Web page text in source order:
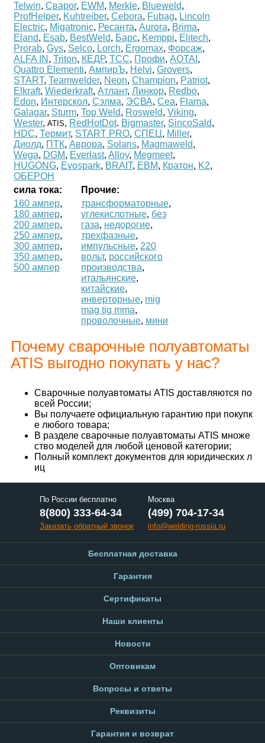
Telwin, Сварог, EWM, Merkle, Blueweld,
ProfHelper, Kuhtreiber, Cebora, Fubag, Lincoln
Electric, Migatronic, Ресанта, Aurora, Brima,
Eland, Esab, BestWeld, Барс, Kemppi, Elitech,
Prorab, Gys, Selco, Lorch, Ergomax, Форсаж,
ALFA IN , Triton, КЕДР, ТСС, Профи, AOTAI ,
Quattro Elementi, АмпирЪ, Helvi, Grovers,
START, Teamwelder, Neon, Champion, Patriot,
Elkraft, Wiederkraft, Атлант, Линкор, Redbo,
Edon, Интерскол, Сэлма, ЭСВА, Cea, Flama,
Galagar, Sturm, Top Weld, Rosweld, Viking,
Wester, ATIS, RedHotDot. Bigmaster, SincoSald,
HDC, Термит, START PRO, СПЕЦ , Miller,
Диолд, ПТК, Аврора, Solaris, Magmaweld,
Wega, DGM, Everlast, Alloy, Megmeet,
HUGONG, Evospark, BRAIT, ЕВМ, Кратон, K2,
ОБЕРОН
сила тока:
160 ампер,
180 ампер,
200 ампер,
250 ампер,
300 ампер,
350 ампер,
500 ампер
Прочие:
трансформаторные,
углекислотные, без
газа, недорогие,
трехфазные,
импульсные, 220
вольт, российского
производства,
итальянские,
китайские,
инверторные, mig
mag tig mma,
проволочные, мини
Почему сварочные полуавтоматы
ATIS выгодно покупать у нас?
Сварочные полуавтоматы ATIS доставляются по
всей России;
Вы получаете официальную гарантию при покупк
е любого товара;
В разделе сварочные полуавтоматы ATIS множе
ство моделей для любой ценовой категории;
Полный комплект документов для юридических л
иц
По России бесплатно
8(800) 333-64-34
Заказать обратный звонок
Москва
(499) 704-17-34
info@welding-russia.ru
Бесплатная доставка
Гарантия
Сертификаты
Наши клиенты
Новости
Оптовикам
Вопросы и ответы
Реквизиты
Гарантия и возврат